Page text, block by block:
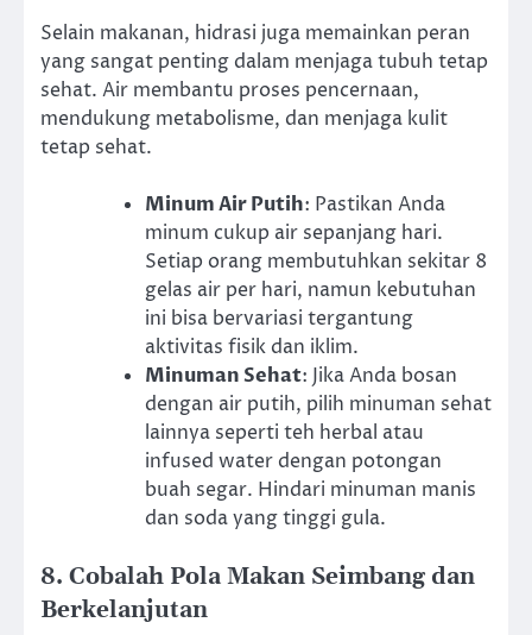
Selain makanan, hidrasi juga memainkan peran
yang sangat penting dalam menjaga tubuh tetap
sehat. Air membantu proses pencernaan,
mendukung metabolisme, dan menjaga kulit
tetap sehat.
Minum Air Putih: Pastikan Anda
minum cukup air sepanjang hari.
Setiap orang membutuhkan sekitar 8
gelas air per hari, namun kebutuhan
ini bisa bervariasi tergantung
aktivitas fisik dan iklim.
Minuman Sehat: Jika Anda bosan
dengan air putih, pilih minuman sehat
lainnya seperti teh herbal atau
infused water dengan potongan
buah segar. Hindari minuman manis
dan soda yang tinggi gula.
8. Cobalah Pola Makan Seimbang dan
Berkelanjutan